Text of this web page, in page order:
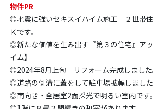
物件PR
◎地震に強いセキスイハイム施工 ２世帯
Ｋです。
◎新たな価値を生み出す『第３の住宅』ア
イム】
◎2024年8月上旬 リフォーム完成しました
◎道路の側溝に蓋をして駐車場拡幅しました
◎南向き・全居室2面採光で明るい室内です。